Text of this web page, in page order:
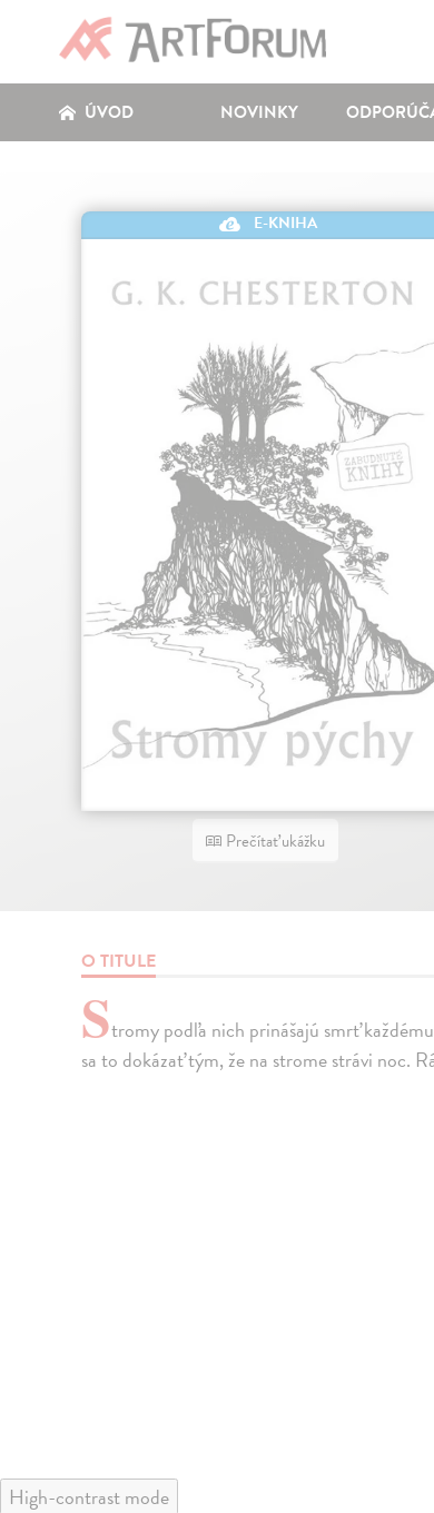
ÚVOD NOVINKY
E-KNIHA
Prečítať ukážku
O TITULE
Stromy podľa nich prinášajú smrť
sa to dokázať tým, že na strome strávi noc.
High-contrast mode